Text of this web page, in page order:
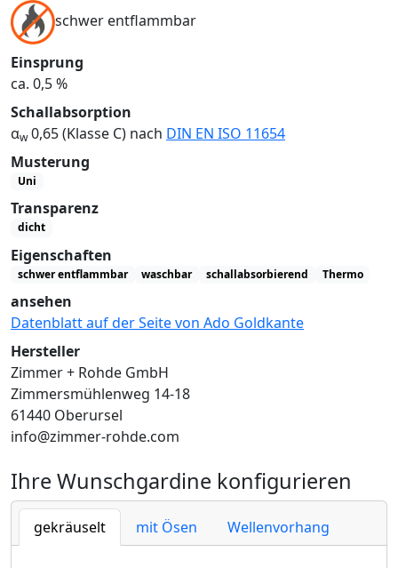
schwer entflammbar
Einsprung
ca. 0,5 %
Schallabsorption
αw0,65 (Klasse C) nach DIN EN ISO 11654
Musterung
Uni
Transparenz
dicht
Eigenschaften
schwer entflammbar waschbar schallabsorbierend Thermo
ansehen
Datenblatt auf der Seite von Ado Goldkante
Hersteller
Zimmer + Rohde GmbH
Zimmersmühlenweg 14-18
61440 Oberursel
info@zimmer-rohde.com
Ihre Wunschgardine konfigurieren
gekräuselt mit Ösen Wellenvorhang